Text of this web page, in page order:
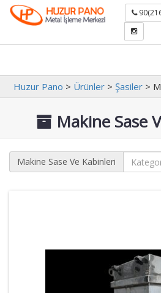
Huzur Pano > Ürünler > Şasiler >
Makine Sase
Makine Sase Ve Kabinleri